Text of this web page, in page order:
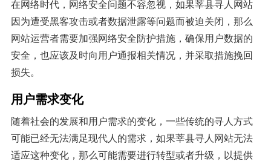
在网络时代，网络安全问题不容忽视，如果莘县寻人网站
因为遭受黑客攻击或者数据泄露等问题而被迫关闭，那么
网站运营者需要加强网络安全防护措施，确保用户数据的
安全，也应该及时向用户通报相关情况，并采取措施挽回
损失。
用户需求变化
随着社会的发展和用户需求的变化，一些传统的寻人方式
可能已经无法满足现代人的需求，如果莘县寻人网站无法
适应这种变化，那么可能需要进行转型或者升级，以提供